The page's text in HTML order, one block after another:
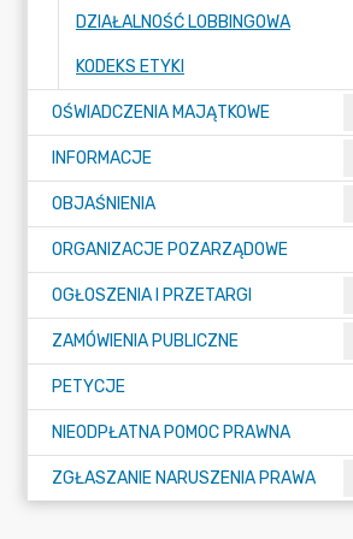
DZIAŁALNOŚĆ LOBBINGOWA
KODEKS ETYKI
OŚWIADCZENIA MAJĄTKOWE
INFORMACJE
OBJAŚNIENIA
ORGANIZACJE POZARZĄDOWE
OGŁOSZENIA I PRZETARGI
ZAMÓWIENIA PUBLICZNE
PETYCJE
NIEODPŁATNA POMOC PRAWNA
ZGŁASZANIE NARUSZENIA PRAWA